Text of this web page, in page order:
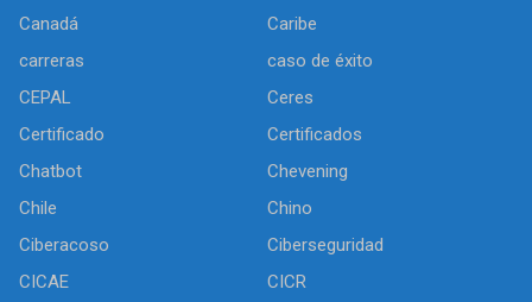
Canadá
Caribe
carreras
caso de éxito
CEPAL
Ceres
Certificado
Certificados
Chatbot
Chevening
Chile
Chino
Ciberacoso
Ciberseguridad
CICAE
CICR